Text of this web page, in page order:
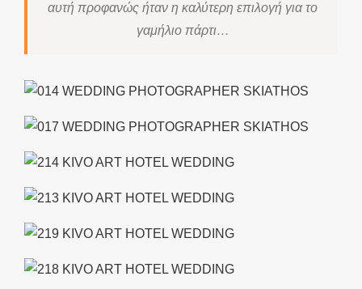
αυτή προφανώς ήταν η καλύτερη επιλογή για το
γαμήλιο πάρτι…